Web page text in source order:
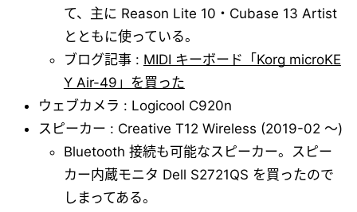
て、主に Reason Lite 10・Cubase 13 Artist
とともに使っている。
ブログ記事 : MIDI キーボード「Korg microKE
Y Air-49」を買った
ウェブカメラ : Logicool C920n
スピーカー : Creative T12 Wireless (2019-02 ～)
Bluetooth 接続も可能なスピーカー。スピー
カー内蔵モニタ Dell S2721QS を買ったので
しまってある。